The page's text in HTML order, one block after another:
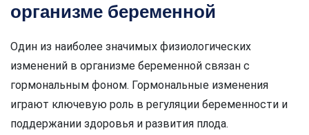
организме беременной
Один из наиболее значимых физиологических
изменений в организме беременной связан с
гормональным фоном. Гормональные изменения
играют ключевую роль в регуляции беременности и
поддержании здоровья и развития плода.